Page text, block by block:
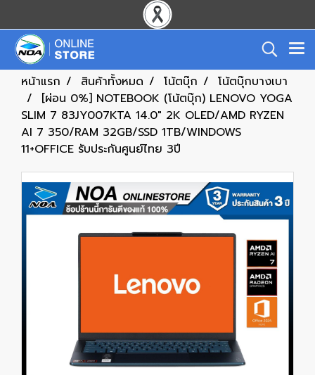
หน้าแรก สินค้าทั้งหมด โน้ตบุ๊ก
โน้ตบุ๊กบางเบา
[ผ่อน 0%] NOTEBOOK (โน้ตบุ๊ก) LENOVO YOGA
SLIM 7 83JY007KTA 14.0" 2K OLED/AMD RYZEN
AI 7 350/RAM 32GB/SSD 1TB/WINDOWS
11+OFFICE รับประกันศูนย์ไทย 3ปี